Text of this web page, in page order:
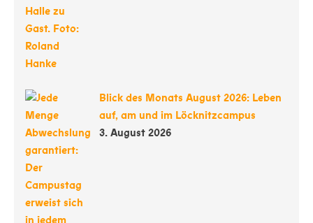
Blick des Monats August 2026: Leben
auf, am und im Löcknitzcampus
3. August 2026